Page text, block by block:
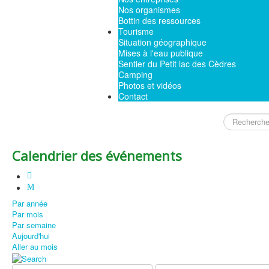
Nos organismes
Bottin des ressources
Tourisme
Situation géographique
Mises à l'eau publique
Sentier du Petit lac des Cèdres
Camping
Photos et vidéos
Contact
Rechercher
Calendrier des événements
Par année
Par mois
Par semaine
Aujourd'hui
Aller au mois